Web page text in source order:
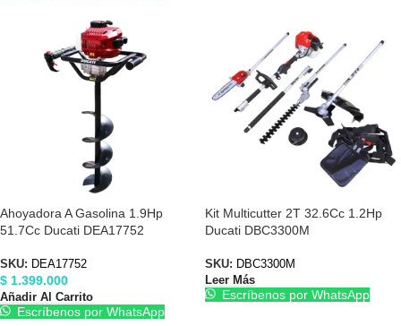
Ahoyadora A Gasolina 1.9Hp
51.7Cc Ducati DEA17752
SKU: DEA17752
$ 1.399.000
Añadir Al Carrito
Escríbenos por WhatsApp
Kit Multicutter 2T 32.6Cc 1.2Hp
Ducati DBC3300M
SKU: DBC3300M
Leer Más
Escríbenos por WhatsApp